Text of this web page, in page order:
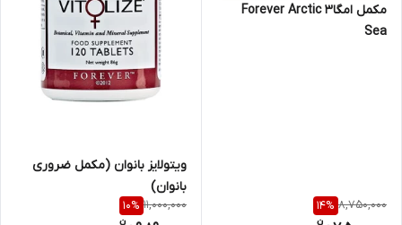
مکمل امگا3 Forever Arctic
Sea
8,750,000
14%
ویتولایز بانوان (مکمل ضروری
بانوان)
11,000,000
10%